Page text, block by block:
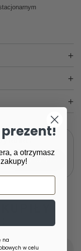
Zadaj pytanie
a otrzymasz
na
w celu